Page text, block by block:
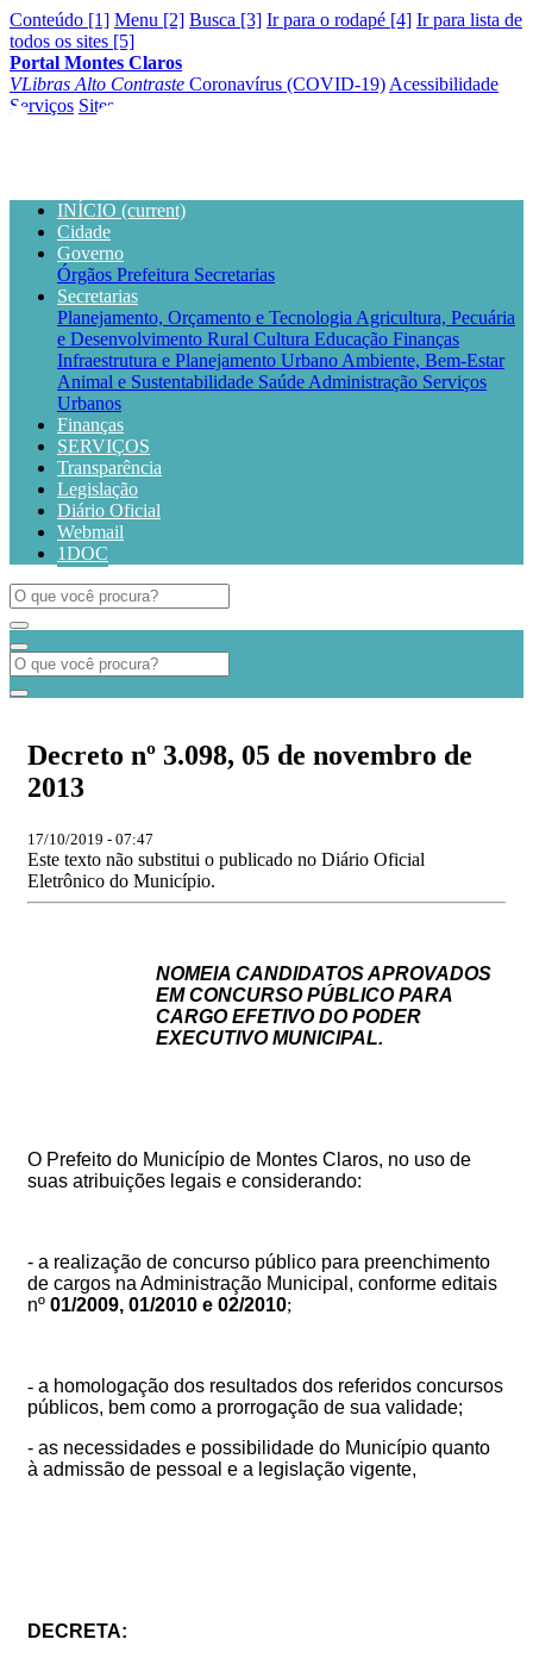
Conteúdo [1] Menu [2] Busca [3] Ir para o rodapé [4] Ir para lista de
todos os sites [5]
Portal Montes Claros
VLibras Alto Contraste Coronavírus (COVID-19) Acessibilidade
Serviços Sites
INÍCIO (current)
Cidade
Governo
Órgãos Prefeitura Secretarias
Secretarias
Planejamento, Orçamento e Tecnologia Agricultura, Pecuária
e Desenvolvimento Rural Cultura Educação Finanças
Infraestrutura e Planejamento Urbano Ambiente, Bem-Estar
Animal e Sustentabilidade Saúde Administração Serviços
Urbanos
Finanças
SERVIÇOS
Transparência
Legislação
Diário Oficial
Webmail
1DOC
Decreto nº 3.098, 05 de novembro de
2013
17/10/2019 - 07:47
Este texto não substitui o publicado no Diário Oficial
Eletrônico do Município.
NOMEIA CANDIDATOS APROVADOS
EM CONCURSO PÚBLICO PARA
CARGO EFETIVO DO PODER
EXECUTIVO MUNICIPAL.
O Prefeito do Município de Montes Claros, no uso de
suas atribuições legais e considerando:
- a realização de concurso público para preenchimento
de cargos na Administração Municipal, conforme editais
nº 01/2009, 01/2010 e 02/2010;
​​​​​​​- a homologação dos resultados dos referidos concursos
públicos, bem como a prorrogação de sua validade;
- as necessidades e possibilidade do Município quanto
à admissão de pessoal e a legislação vigente,
DECRETA: